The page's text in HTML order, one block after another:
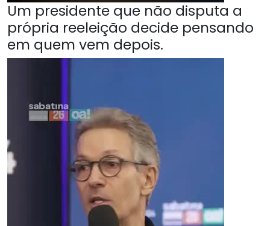
Um presidente que não disputa a
própria reeleição decide pensando
em quem vem depois.